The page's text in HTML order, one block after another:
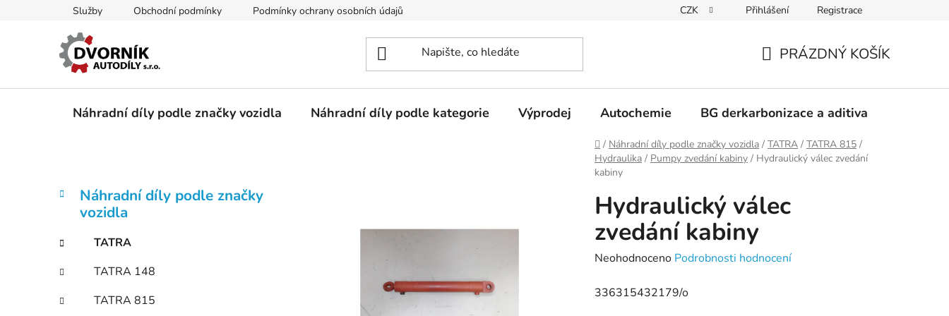
Služby Obchodní podmínky Podmínky ochrany osobních údajů CZK Přihlášení Registrace
KOŠÍK
PRÁZDNÝ KOŠÍK
Náhradní díly podle značky vozidla Náhradní díly podle kategorie Výprodej Autochemie BG derkarbonizace a aditiva
Domů
/ Náhradní díly podle značky vozidla / TATRA / TATRA 815 /
Hydraulika / Pumpy zvedání kabiny / Hydraulický válec zvedání
kabiny
P
t
a
n
Přeskočit
kategorie
K
a
g
r
i
e
Náhradní díly podle značky
vozidla
TATRA
TATRA 148
TATRA 815
Hydraulický válec
zvedání kabiny
Průměrné
produktu
Neohodnoceno Podrobnosti hodnocení
336315432179/o